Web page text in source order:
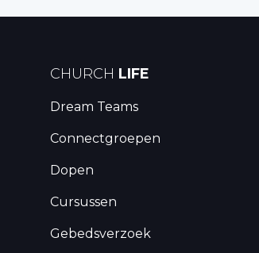
CHURCH LIFE
Dream Teams
Connectgroepen
Dopen
Cursussen
Gebedsverzoek